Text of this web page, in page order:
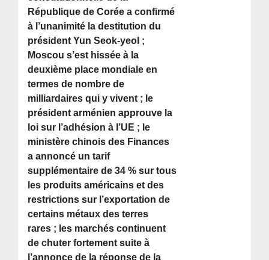
République de Corée a confirmé
à l’unanimité la destitution du
président Yun Seok-yeol ;
Moscou s’est hissée à la
deuxième place mondiale en
termes de nombre de
milliardaires qui y vivent ; le
président arménien approuve la
loi sur l’adhésion à l’UE ; le
ministère chinois des Finances
a annoncé un tarif
supplémentaire de 34 % sur tous
les produits américains et des
restrictions sur l’exportation de
certains métaux des terres
rares ; les marchés continuent
de chuter fortement suite à
l’annonce de la réponse de la